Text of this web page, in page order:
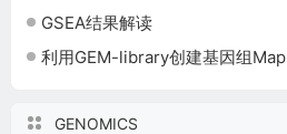
GSEA结果解读
利用GEM-library创建基因组
GENOMICS